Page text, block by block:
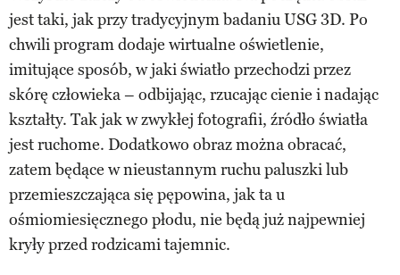
jest taki, jak przy tradycyjnym badaniu USG 3D. Po
chwili program dodaje wirtualne oświetlenie,
imitujące sposób, w jaki światło przechodzi przez
skórę człowieka – odbijając, rzucając cienie i nadając
kształty. Tak jak w zwykłej fotografii, źródło światła
jest ruchome. Dodatkowo obraz można obracać,
zatem będące w nieustannym ruchu paluszki lub
przemieszczająca się pępowina, jak ta u
ośmiomiesięcznego płodu, nie będą już najpewniej
kryły przed rodzicami tajemnic.